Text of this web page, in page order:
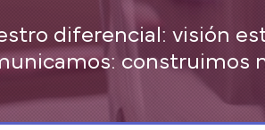
diferencial: visión
construimos